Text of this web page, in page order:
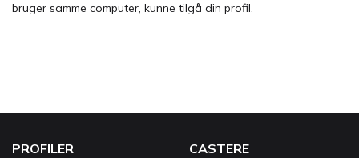
bruger samme computer, kunne tilgå din profil.
PROFILER CASTERE